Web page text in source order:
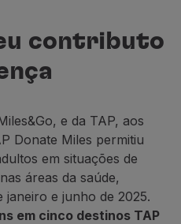
contributo
e da TAP, aos
Donate Miles permitiu
em situações de
áreas da saúde,
e junho de 2025.
em cinco destinos TAP